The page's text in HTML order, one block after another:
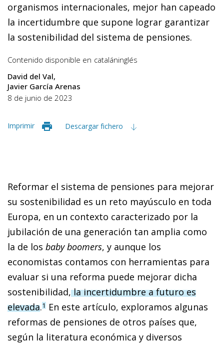
organismos internacionales, mejor han capeado
la incertidumbre que supone lograr garantizar
la sostenibilidad del sistema de pensiones.
Contenido disponible en cataláninglés
David del Val
Javier García Arenas
8 de junio de 2023
Imprimir Descargar fichero
Reformar el sistema de pensiones para mejorar
su sostenibilidad es un reto mayúsculo en toda
Europa, en un contexto caracterizado por la
jubilación de una generación tan amplia como
la de los baby boomers, y aunque los
economistas contamos con herramientas para
evaluar si una reforma puede mejorar dicha
sostenibilidad,la incertidumbre a futuro es
elevada.1 En este artículo, exploramos algunas
reformas de pensiones de otros países que,
según la literatura económica y diversos